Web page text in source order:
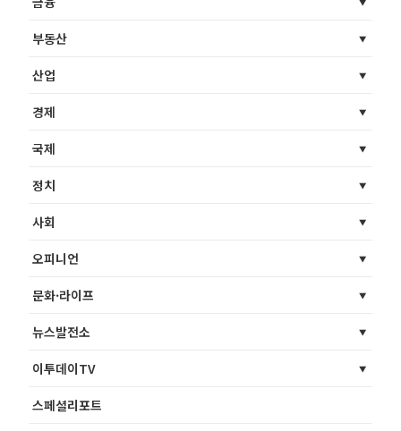
부동산
산업
경제
국제
정치
사회
오피니언
문화·라이프
뉴스발전소
이투데이TV
스페셜리포트